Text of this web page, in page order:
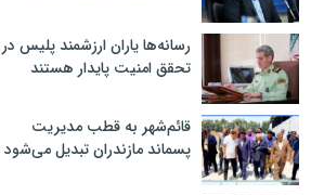
رسانه‌ها یاران ارزشمند پلیس در
تحقق امنیت پایدار هستند
قائم‌شهر به قطب مدیریت
پسماند مازندران تبدیل می‌شود